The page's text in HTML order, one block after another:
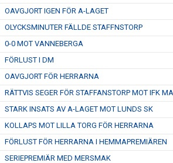
OAVGJORT IGEN FÖR A-LAGET
OLYCKSMINUTER FÄLLDE STAFFNSTORP
0-0 MOT VANNEBERGA
FÖRLUST I DM
OAVGJORT FÖR HERRARNA
RÄTTVIS SEGER FÖR STAFFANSTORP MOT IFK
STARK INSATS AV A-LAGET MOT LUNDS SK
KOLLAPS MOT LILLA TORG FÖR HERRARNA
FÖRLUST FÖR HERRARNA I HEMMAPREMIÄREN
SERIEPREMIÄR MED MERSMAK